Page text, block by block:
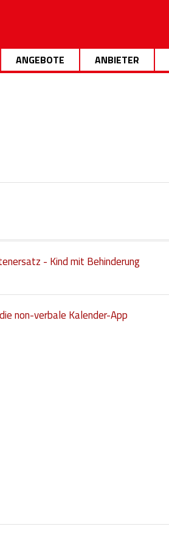
ANGEBOTE ANBIETER
- Kind mit Behinderung
non-verbale Kalender-App